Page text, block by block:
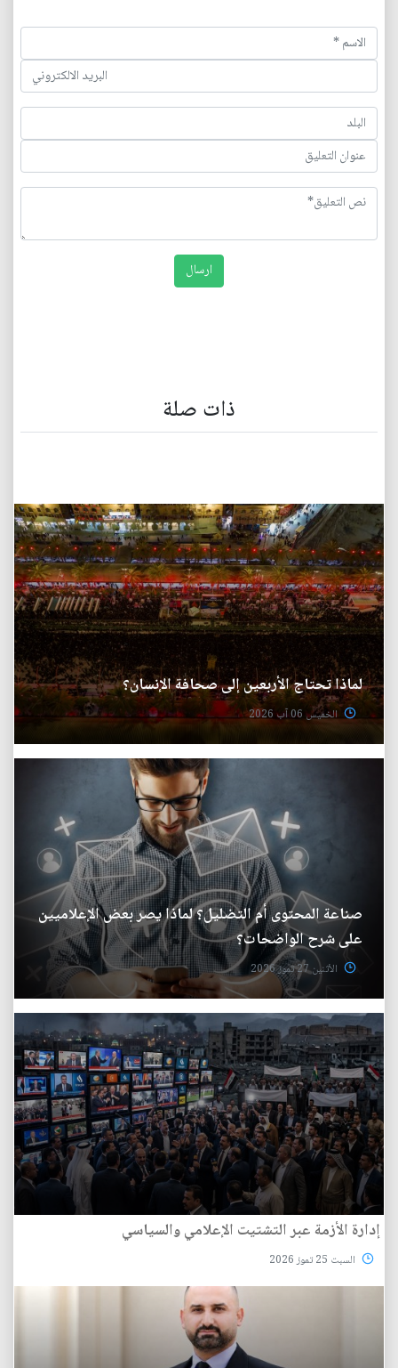
ذات صلة
لماذا تحتاج الأربعين إلى صحافة الإنسان؟
الخميس 06 آب 2026
صناعة المحتوى أم التضليل؟ لماذا يصر بعض الإعلاميين
على شرح الواضحات؟
الأثنين 27 تموز 2026
إدارة الأزمة عبر التشتيت الإعلامي والسياسي
السبت 25 تموز 2026